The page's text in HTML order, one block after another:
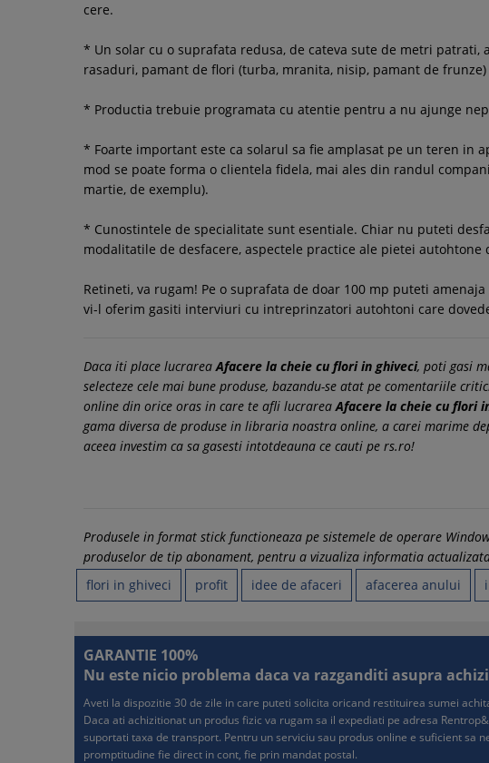
cere.
* Un solar cu o suprafata redusa, de cateva sute de metri
rasaduri, pamant de flori (turba, mranita, nisip, pamant de
* Productia trebuie programata cu atentie pentru a nu ajunge
* Foarte important este ca solarul sa fie amplasat pe un teren in
mod se poate forma o clientela fidela, mai ales din randul
martie, de exemplu).
* Cunostintele de specialitate sunt esentiale. Chiar nu puteti
modalitatile de desfacere, aspectele practice ale pietei
Retineti, va rugam! Pe o suprafata de doar 100 mp puteti
vi-l oferim gasiti interviuri cu intreprinzatori autohtoni care
Daca iti place lucrareaAfacere la cheie cu flori in ghiveci, poti gasi
selecteze cele mai bune produse, bazandu-se atat pe comentariile
online din orice oras in care te afli lucrareaAfacere la cheie cu flori
gama diversa de produse in libraria noastra online, a carei marime
aceea investim ca sa gasesti intotdeauna ce cauti pe rs.ro!
Produsele in format stick functioneaza pe sistemele de operare
produselor de tip abonament, pentru a vizualiza informatia
flori in ghiveci
profit idee de afaceri afacerea anului
GARANTIE 100%
Nu este nicio problema daca va razganditi asupra
Aveti la dispozitie 30 de zile in care puteti solicita oricand restituirea sumei
Daca ati achizitionat un produs fizic va rugam sa il expediati pe adresa
suportati taxa de transport. Pentru un serviciu sau produs online e suficient sa
promptitudine fie direct in cont, fie prin mandat postal.